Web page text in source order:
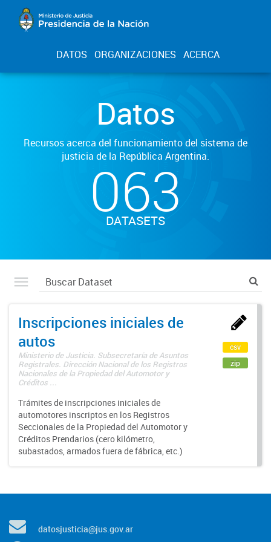
DATOS ORGANIZACIONES ACERCA
Datos
Recursos acerca del funcionamiento del sistema de
justicia de la República Argentina.
063
DATASETS
Inscripciones iniciales de
autos
Ministerio de Justicia. Subsecretaría de Asuntos
Registrales. Dirección Nacional de los Registros
Nacionales de la Propiedad del Automotor y
Créditos ...
Trámites de inscripciones iniciales de
automotores inscriptos en los Registros
Seccionales de la Propiedad del Automotor y
Créditos Prendarios (cero kilómetro,
subastados, armados fuera de fábrica, etc.)
csv
zip
datosjusticia@jus.gov.ar